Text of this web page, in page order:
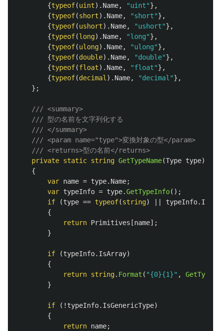
{typeof(uint). Name, "uint"},
{typeof(short). Name, "short"},
{typeof(ushort). Name, "ushort"},
{typeof(long). Name, "long"},
{typeof(ulong). Name, "ulong"},
{typeof(double). Name, "double"},
{typeof(float). Name, "float"},
{typeof(decimal ). Name, "decimal"},
};
/// <summary>
/// 型の名前を文字列化する
/// </summary>
/// <param name="type">変換対象の型</param>
/// <returns>型の名前</returns>
private static string GetTypeName(Type type)
{
var name = type. Name;
var typeInfo = type.GetTypeInfo();
if
(type == typeof(string) typeInfo.
{
return Primitives [name];
}
if (typeInfo. IsArray)
{
return string. Format ( "{0}{1}" ,
}
if (! typeInfo. IsGenericType)
{
return name;